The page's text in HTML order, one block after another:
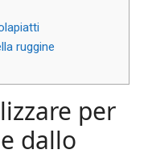
ruggine
per
dallo